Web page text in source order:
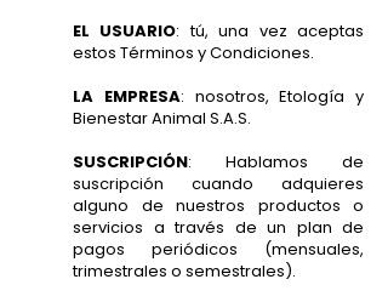
EL USUARIO: tú, una vez aceptas
estos Términos y Condiciones.
LA EMPRESA: nosotros, Etología y
Bienestar Animal S.A.S.
SUSCRIPCIÓN: Hablamos de
suscripción cuando adquieres
alguno de nuestros productos o
servicios a través de un plan de
pagos periódicos (mensuales,
trimestrales o semestrales).